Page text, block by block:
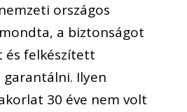
országos
a biztonságot
és felkészített
Ilyen
30 éve nem volt